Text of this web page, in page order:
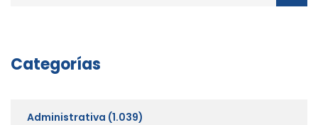
Categorías
Administrativa (1.039)